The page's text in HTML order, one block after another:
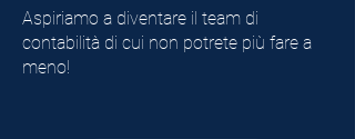
Aspiriamo a diventare il team di
contabilità di cui non potrete più fare a
meno!